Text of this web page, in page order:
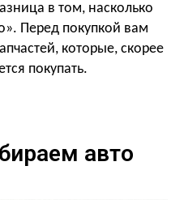
в том, насколько
Перед покупкой вам
которые, скорее
покупать.
авто